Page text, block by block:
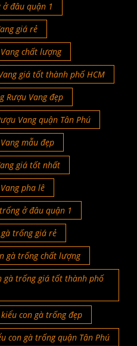
ở đâu quận 1
giá rẻ
chất lượng
giá tốt thành phố HCM
Rượu Vang đẹp
Vang quận Tân Phú
mẫu đẹp
giá tốt nhất
pha lê
ở đâu quận 1
trống giá rẻ
gà trống chất lượng
gà trống giá tốt thành phố
con gà trống đẹp
con gà trống quận Tân Phú